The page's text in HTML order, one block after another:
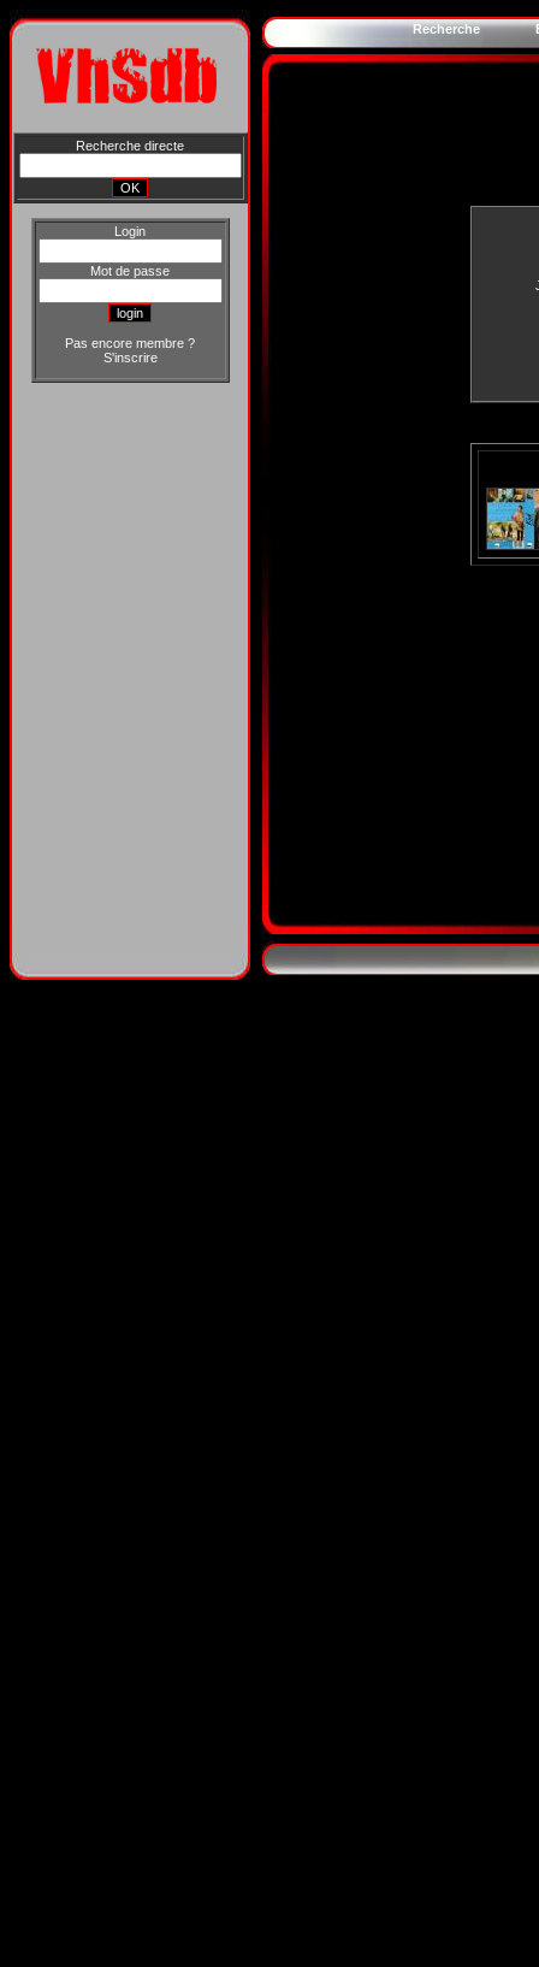
Recherche directe
Login
Mot de passe
Pas encore membre ?
S'inscrire
Recherche